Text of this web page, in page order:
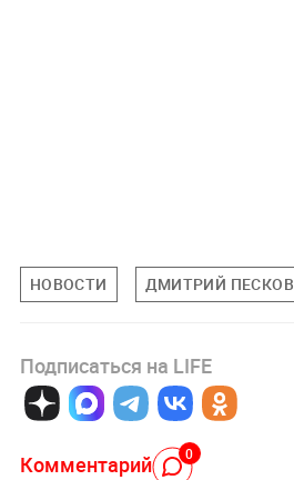
НОВОСТИ ДМИТРИЙ ПЕСКОВ
Подписаться на LIFE
Комментарий 0